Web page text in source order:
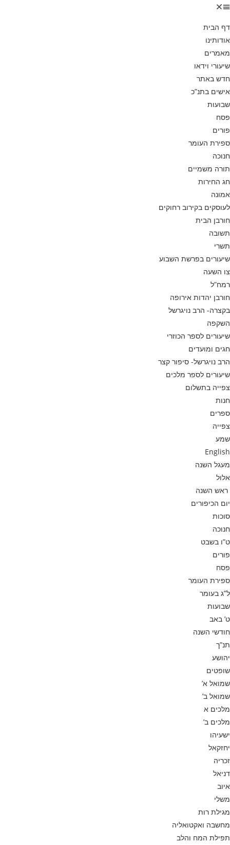
דף הבית
אודותינו
מאמרים
שיעורי וידאו
חדש באתר
אישים בתנ”כ
שבועות
פסח
פורים
ספירת העומר
חנוכה
תורה משמיים
חג החירות
אמונה
לעוסקים בקירוב רחוקים
חורבן הבית
תשובה
תשרי
שיעורים בפרשת השבוע
צו השעה
רמח”ל
חורבן יהדות אירופה
בקצרה- הרב נויגרשל
השקפה
שיעורים לספר הכוזרי
חגים ומועדים
הרב נויגרשל- סיפור קצר
שיעורים לספר מלכים
צפייה בתשלום
חנות
ספרים
צפייה
שמע
English
מעגל השנה
אלול
ראש השנה
יום הכיפורים
סוכות
חנוכה
ט”ו בשבט
פורים
פסח
ספירת העומר
ל”ג בעומר
שבועות
ט’ באב
חודשי השנה
תנ”ך
יהושע
שופטים
שמואל א’
שמואל ב’
מלכים א
מלכים ב’
ישעיהו
יחזקאל
זכריה
דניאל
איוב
משלי
מגילת רות
מחשבה ואקטואליה
תפילת המח והלב